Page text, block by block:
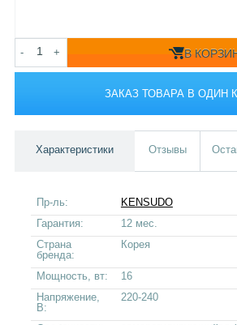
- + В
ЗАКАЗ ТОВАРА В ОДИН
Характеристики Отзывы
Пр-ль:
KENSUDO
Гарантия:
12 мес.
Страна
бренда:
Корея
Мощность, вт:
16
Напряжение,
В:
220-240